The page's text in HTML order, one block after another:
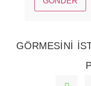
GÖRMESINI